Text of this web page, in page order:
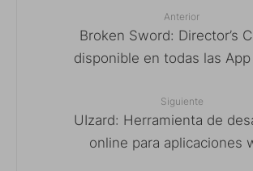
Anterior
Broken Sword: Director’s
disponible en todas las
Siguiente
UIzard: Herramienta de
online para aplicaciones